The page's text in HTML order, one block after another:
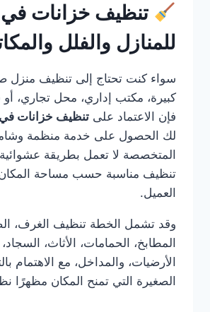
تنظيف خزانات في
للمنازل والفلل
سواء كنت تحتاج إلى تنظيف منزل
كبيرة، مكتب إداري، محل تجاري،
فإن الاعتماد على تنظيف خزانات في
لك الحصول على خدمة منظمة
المتخصصة لا تعمل بطريقة
تنظيف مناسبة حسب مساحة المكان
العميل.
وقد تشمل الخطة تنظيف الغرف،
المطابخ، الحمامات، الأثاث،
الأرضيات، والمداخل، مع الاهتمام
الصغيرة التي تمنح المكان مظهرًا